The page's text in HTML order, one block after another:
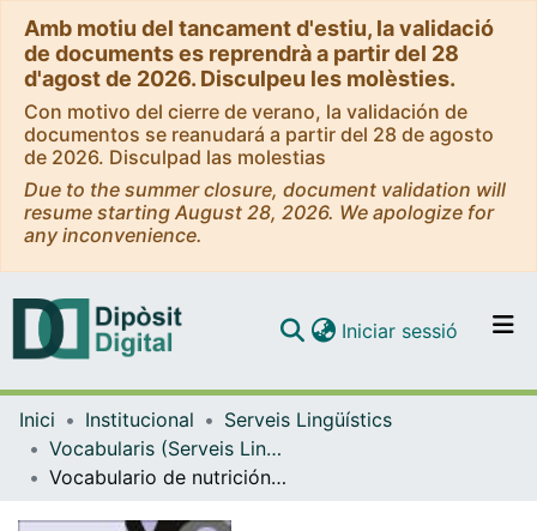
Amb motiu del tancament d'estiu, la validació
de documents es reprendrà a partir del 28
d'agost de 2026. Disculpeu les molèsties.
Con motivo del cierre de verano, la validación de
documentos se reanudará a partir del 28 de agosto
de 2026. Disculpad las molestias
Due to the summer closure, document validation will
resume starting August 28, 2026. We apologize for
any inconvenience.
Navega per tot el DD
Com publicar
Iniciar sessió (current)
Inici Institucional
Serveis Lingüístics
Vocabularis (Serveis Lingüístics)
Vocabulario de nutrición y dietética